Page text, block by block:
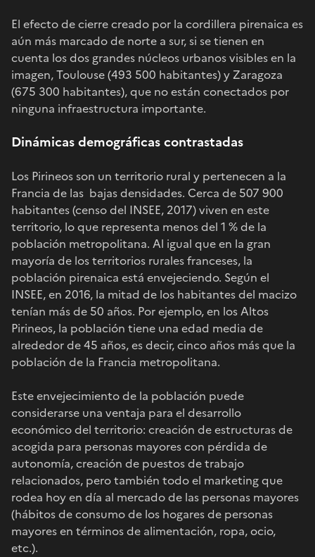
El efecto de cierre creado por la cordillera pirenaica es
aún más marcado de norte a sur, si se tienen en
cuenta los dos grandes núcleos urbanos visibles en la
imagen, Toulouse (493 500 habitantes) y Zaragoza
(675 300 habitantes), que no están conectados por
ninguna infraestructura importante.
Dinámicas demográficas contrastadas
Los Pirineos son un territorio rural y pertenecen a la
Francia de las bajas densidades. Cerca de 507 900
habitantes (censo del INSEE, 2017) viven en este
territorio, lo que representa menos del 1 % de la
población metropolitana. Al igual que en la gran
mayoría de los territorios rurales franceses, la
población pirenaica está envejeciendo. Según el
INSEE, en 2016, la mitad de los habitantes del macizo
tenían más de 50 años. Por ejemplo, en los Altos
Pirineos, la población tiene una edad media de
alrededor de 45 años, es decir, cinco años más que la
población de la Francia metropolitana.
Este envejecimiento de la población puede
considerarse una ventaja para el desarrollo
económico del territorio: creación de estructuras de
acogida para personas mayores con pérdida de
autonomía, creación de puestos de trabajo
relacionados, pero también todo el marketing que
rodea hoy en día al mercado de las personas mayores
(hábitos de consumo de los hogares de personas
mayores en términos de alimentación, ropa, ocio,
etc.).